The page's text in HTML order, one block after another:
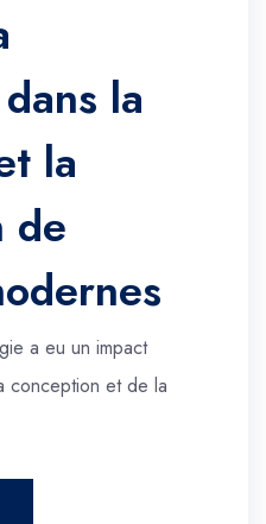
la
la
de
a eu un impact
conception et de la